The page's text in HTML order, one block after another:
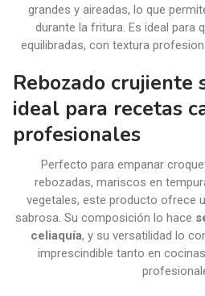
grandes y aireadas, lo que
durante la fritura. Es ideal para
equilibradas, con textura
Rebozado crujiente
ideal para recetas
profesionales
Perfecto para empanar
rebozadas, mariscos en
vegetales, este producto ofrece
sabrosa. Su composición lo hace
celiaquía, y su versatilidad lo
imprescindible tanto en